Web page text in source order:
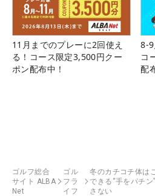
11月までのプレーに2回使え
る！コース限定3,500円クー
ポン配布中！
8-9
コ
配
ゴルフ総合
サイト ALBA
Net
ゴル
フラ
イフ
冬のカチコチ体は
できる“手をパチ
さない